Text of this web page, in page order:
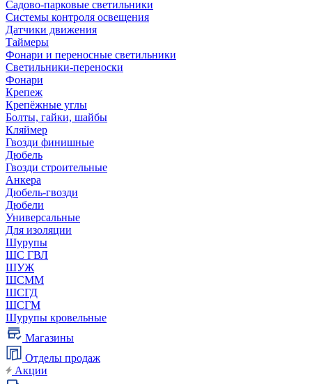
Садово-парковые светильники
Системы контроля освещения
Датчики движения
Таймеры
Фонари и переносные светильники
Светильники-переноски
Фонари
Крепеж
Крепёжные углы
Болты, гайки, шайбы
Кляймер
Гвозди финишные
Дюбель
Гвозди строительные
Анкера
Дюбель-гвозди
Дюбели
Универсальные
Для изоляции
Шурупы
ШС ГВЛ
ШУЖ
ШСММ
ШСГД
ШСГМ
Шурупы кровельные
Магазины
Отделы продаж
Акции